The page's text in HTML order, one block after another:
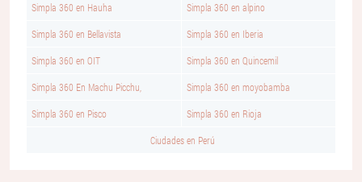
Simpla 360 en Hauha Simpla 360 en alpino
Simpla 360 en Bellavista Simpla 360 en Iberia
Simpla 360 en OIT Simpla 360 en Quincemil
Simpla 360 En Machu Picchu, Simpla 360 en moyobamba
Simpla 360 en Pisco Simpla 360 en Rioja
Ciudades en Perú